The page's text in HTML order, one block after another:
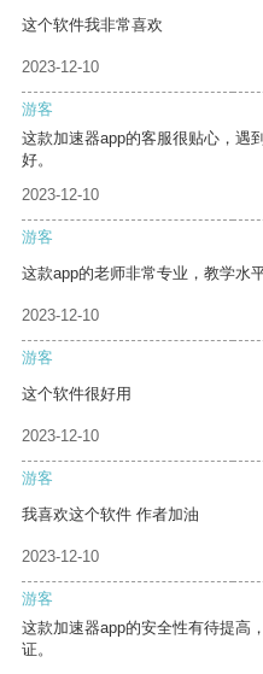
这个软件我非常喜欢
2023-12-10
游客
这款加速器app的客服很贴心，遇
好。
2023-12-10
游客
这款app的老师非常专业，教学水
2023-12-10
游客
这个软件很好用
2023-12-10
游客
我喜欢这个软件 作者加油
2023-12-10
游客
这款加速器app的安全性有待提高
证。